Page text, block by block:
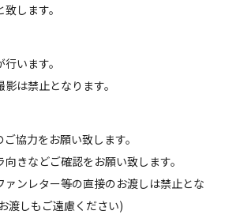
します。
います。
は禁止となります。
協力をお願い致します。
きなどご確認をお願い致します。
ンレター等の直接のお渡しは禁止とな
渡しもご遠慮ください)